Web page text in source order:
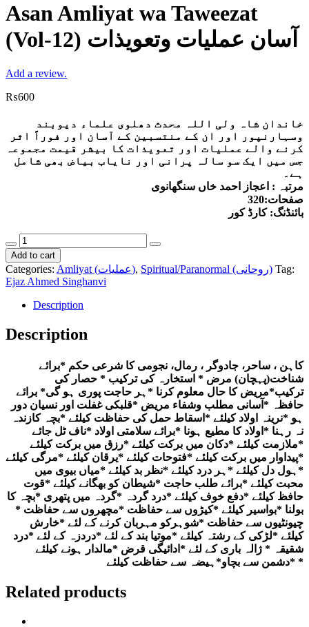
Asan Amliyat wa Taweezat
(Vol-12) آسان عملیات وتعویذات
Add a review.
₨600
خاندان شاہ ولی اللہ محدث دھلوی علماء دیوبند
وسہارنپور اور ان کے منتسبین کے آسان اور فوراً اثر
کرنے والے عملیات اور تعویذات کا بیشر قیمت مجموعہ
جس میں ایک سو سالہ پرانی اور نایاب بیاض بھی شامل
ہے۔
مرتبہ : اعجاز احمد خاں سنگھانوی
صفحات:320
بائنڈنگ: کارڈ کور
Asan
Amliyat
wa
Taweezat
(Vol-
12)
آسان
عملیات
وتعویذات
Add to cart
Categories: Amliyat (عملیات), Spiritual/Paranormal (روحانی) Tag:
Ejaz Ahmed Singhanvi
Description
Description
کاہن ، ساحر، جادوگر ، رمال، نجومی کا شرعی حکم *برائے
شناخت(پہچان) مرض * استخارہ کی ترکیب * حصار کی
ترکیب*مریض کا حال معلوم کرنا *ہر حاجت پوری ہو گی* برائے
حافظہ *آسانی مطلب وشفاء مریض *قلبکی غفلت اور نسیان دور
ہو *نرینہ اولاد کیلئے *اسقاط حمل کی حفاظت کیلئے *بچہ کازندہ
نہ رہنا *اولاد کا مطیع ہونا *برائے سلامتی اولاد *ناف ٹل جائے
*ملازمت کیلئے *دکان میں برکت کیلئے *رزق میں برکت کیلئے
*پیداوار میں برکت کیلئے *فتوحات کیلئے *یرقان کیلئے *مرگی کیلئے
*ہول دل کیلئے *ہر درد کیلئے *نظر بد کیلئے *میاں بیوی میں
محبت کیلئے *برائے طلب حاجت *شیطان کو بھگانے کیلئے *قوت
حافظ کیلئے *دفع خوف کیلئے *درد گردہ *گردہ میں پتھری *بچہ کا
بولنا *بواسیر کیلئے *کیڑوں سے حفاظت *مچھروں سے حفاظت *
چیونٹیوں سے حفاظت *شوہرکو مہربان کرنے کے لئے *خارش
کیلئے *لڑکی کے رشتہ کیلئے *موتیا بند کے لئے *دردزہ کے لئے *درد
شقیقہ * ژالہ باری کے لئے *ادائیگی قرض *مالدار ہونے کیلئے
*دشمن سے بچاو*ہیضہ سے حفاظت کیلئے *
Related products